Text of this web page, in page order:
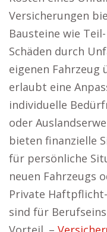
Versicherungen
Bausteine wie
Schäden durch
eigenen Fahrzeug
erlaubt eine
individuelle
oder
bieten finanzielle
für persönliche
neuen Fahrzeugs
Private
sind für